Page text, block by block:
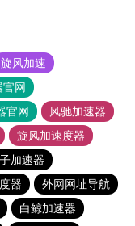
旋风加速
官网
官网
风驰加速器
旋风加速度器
加速器
器
外网网址导航
白鲸加速器